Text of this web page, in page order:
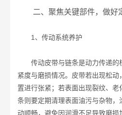
二、聚焦关键部件，做好
1、传动系统养护
传动皮带与链条是动力传递的
紧度与磨损情况。皮带若出现松动
置进行张紧；若表面出现裂纹、
条则要定期清理表面油污与杂物
动顺畅，避免因润滑不足导致磨损